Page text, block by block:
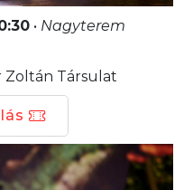
• Nagyterem
Zoltán Társulat